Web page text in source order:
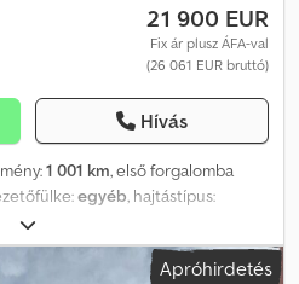
21 900 EUR
Fix ár plusz ÁFA-val
(26 061 EUR bruttó)
Hívás
1 001 km, első forgalomba
egyéb, hajtástípus:
, rakodótér szélesség:
év:2021, Jármű helye:
Felépítmény: MeillerApróhirdetés